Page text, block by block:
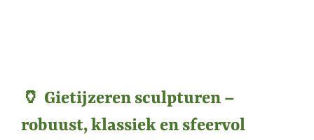
🏺 Gietijzeren sculpturen –
robuust, klassiek en sfeervol